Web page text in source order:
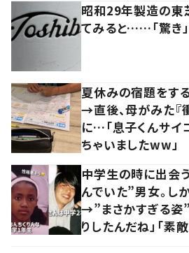
昭和29年製造の東
てみると……「驚き」
夏休みの宿題をす
→直後、母がみた『
に…「息子くんサイ
ちゃいましたww」
中学生の時に出会
んでいた”男女。し
→”まさかすぎる姿
りしたんだね」「素